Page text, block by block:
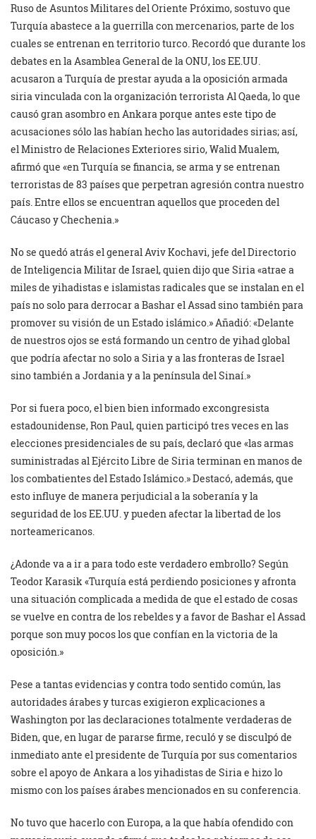
Ruso de Asuntos Militares del Oriente Próximo, sostuvo que
Turquía abastece a la guerrilla con mercenarios, parte de los
cuales se entrenan en territorio turco. Recordó que durante los
debates en la Asamblea General de la ONU, los EE.UU.
acusaron a Turquía de prestar ayuda a la oposición armada
siria vinculada con la organización terrorista Al Qaeda, lo que
causó gran asombro en Ankara porque antes este tipo de
acusaciones sólo las habían hecho las autoridades sirias; así,
el Ministro de Relaciones Exteriores sirio, Walid Mualem,
afirmó que «en Turquía se financia, se arma y se entrenan
terroristas de 83 países que perpetran agresión contra nuestro
país. Entre ellos se encuentran aquellos que proceden del
Cáucaso y Chechenia.»
No se quedó atrás el general Aviv Kochavi, jefe del Directorio
de Inteligencia Militar de Israel, quien dijo que Siria «atrae a
miles de yihadistas e islamistas radicales que se instalan en el
país no solo para derrocar a Bashar el Assad sino también para
promover su visión de un Estado islámico.» Añadió: «Delante
de nuestros ojos se está formando un centro de yihad global
que podría afectar no solo a Siria y a las fronteras de Israel
sino también a Jordania y a la península del Sinaí.»
Por si fuera poco, el bien bien informado excongresista
estadounidense, Ron Paul, quien participó tres veces en las
elecciones presidenciales de su país, declaró que «las armas
suministradas al Ejército Libre de Siria terminan en manos de
los combatientes del Estado Islámico.» Destacó, además, que
esto influye de manera perjudicial a la soberanía y la
seguridad de los EE.UU. y pueden afectar la libertad de los
norteamericanos.
¿Adonde va a ir a para todo este verdadero embrollo? Según
Teodor Karasik «Turquía está perdiendo posiciones y afronta
una situación complicada a medida de que el estado de cosas
se vuelve en contra de los rebeldes y a favor de Bashar el Assad
porque son muy pocos los que confían en la victoria de la
oposición.»
Pese a tantas evidencias y contra todo sentido común, las
autoridades árabes y turcas exigieron explicaciones a
Washington por las declaraciones totalmente verdaderas de
Biden, que, en lugar de pararse firme, reculó y se disculpó de
inmediato ante el presidente de Turquía por sus comentarios
sobre el apoyo de Ankara a los yihadistas de Siria e hizo lo
mismo con los países árabes mencionados en su conferencia.
No tuvo que hacerlo con Europa, a la que había ofendido con